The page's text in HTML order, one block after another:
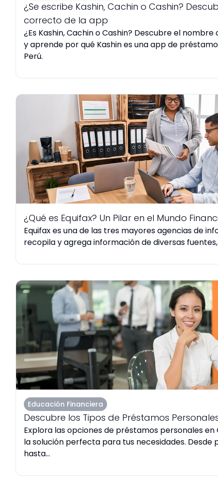
¿Se escribe Kashin, Cachin o Cashin?
correcto de la app
¿Es Kashin, Cachin o Cashin? Descubre el
y aprende por qué Kashin es una app de
Perú.
¿Qué es Equifax? Un Pilar en el Mundo
Equifax es una de las tres mayores agencias de
recopila y agrega información de diversas
Educación Financiera
Descubre los Tipos de Préstamos
Explora las opciones de préstamos personales en
la solución perfecta para tus necesidades. Desde
hasta...